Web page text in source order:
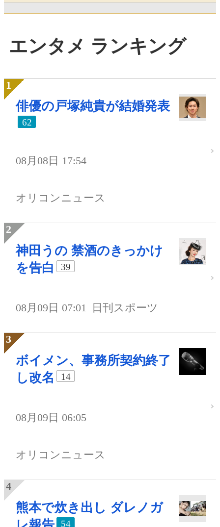
エンタメ ランキング
俳優の戸塚純貴が結婚発表
62
08月08日 17:54
オリコンニュース
神田うの 禁酒のきっかけ
を告白
39
08月09日 07:01 日刊スポーツ
ボイメン、事務所契約終了
し改名
14
08月09日 06:05
オリコンニュース
熊本で炊き出し ダレノガ
54